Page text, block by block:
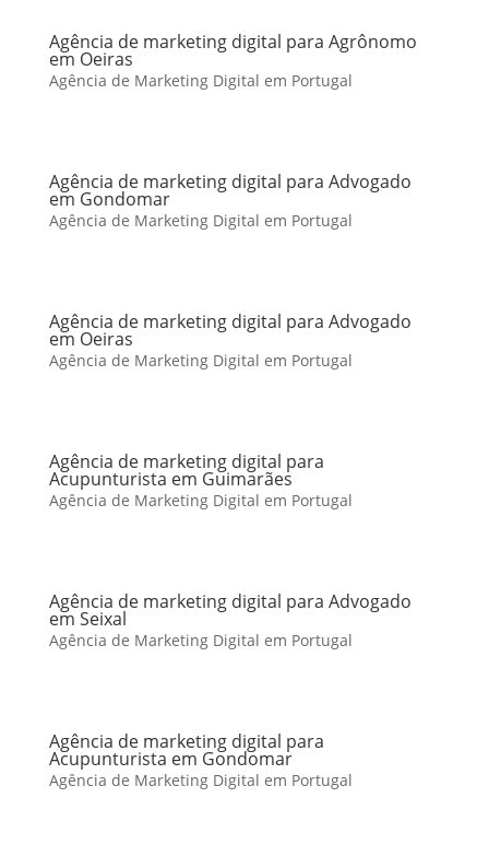
Agência de marketing digital para Agrônomo
em Oeiras
Agência de Marketing Digital em Portugal
Agência de marketing digital para Advogado
em Gondomar
Agência de Marketing Digital em Portugal
Agência de marketing digital para Advogado
em Oeiras
Agência de Marketing Digital em Portugal
Agência de marketing digital para
Acupunturista em Guimarães
Agência de Marketing Digital em Portugal
Agência de marketing digital para Advogado
em Seixal
Agência de Marketing Digital em Portugal
Agência de marketing digital para
Acupunturista em Gondomar
Agência de Marketing Digital em Portugal